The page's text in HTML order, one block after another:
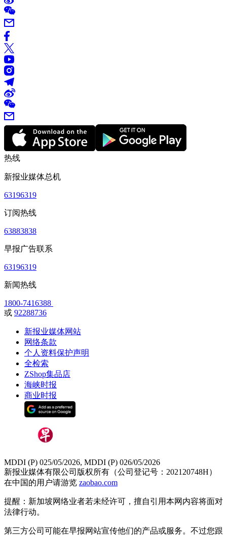
热线
新报业媒体总机
63196319
订阅热线
63883838
早报广告联系
63196319
新闻热线
1800-7416388
或 92288736
新报业媒体网站
网络条款
个人资料保护声明
全检索
ZShop集品店
海峡时报
商业时报
MDDI (P) 025/05/2026, MDDI (P) 026/05/2026
新报业媒体有限公司版权所有（公司登记号：202120748H）
在中国的用户请游览 zaobao.com
提醒：新加坡网络业者若未经许可，擅自引用本网内容将面对
法律行动。
第三方公司可能在早报网站宣传他们的产品或服务。不过您跟